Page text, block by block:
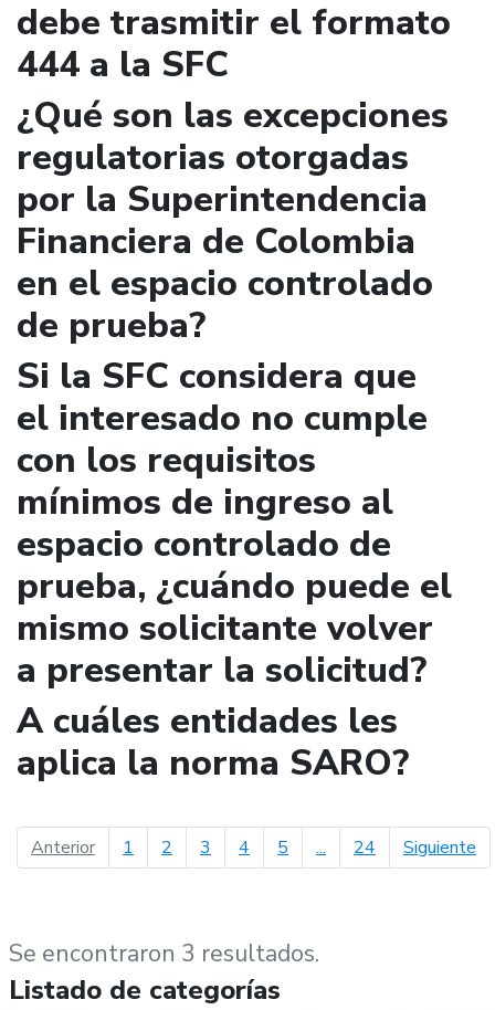
debe trasmitir el formato
444 a la SFC
¿Qué son las excepciones
regulatorias otorgadas
por la Superintendencia
Financiera de Colombia
en el espacio controlado
de prueba?
Si la SFC considera que
el interesado no cumple
con los requisitos
mínimos de ingreso al
espacio controlado de
prueba, ¿cuándo puede el
mismo solicitante volver
a presentar la solicitud?
A cuáles entidades les
aplica la norma SARO?
Anteriorpágina anterior
1 2 3 4 5 ... 24 Siguiente
Se encontraron 3 resultados.
Listado de categorías